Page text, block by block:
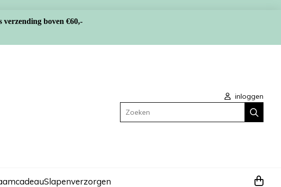
verzending boven €60,-
inloggen
Zoeken
Slapenverzorgen